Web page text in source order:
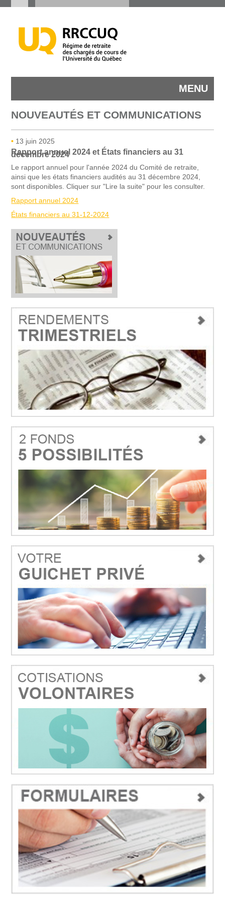
MENU
NOUVEAUTÉS ET COMMUNICATIONS
• 13 juin 2025
Rapport annuel 2024 et États financiers au 31
décembre 2024
Le rapport annuel pour l'année 2024 du Comité de retraite,
ainsi que les états financiers audités au 31 décembre 2024,
sont disponibles. Cliquer sur "Lire la suite" pour les consulter.
Rapport annuel 2024
États financiers au 31-12-2024